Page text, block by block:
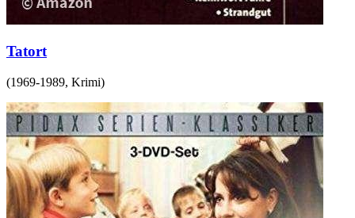
Tatort
(1969-1989, Krimi)